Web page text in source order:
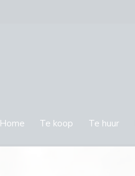
Home Te koop Te huur